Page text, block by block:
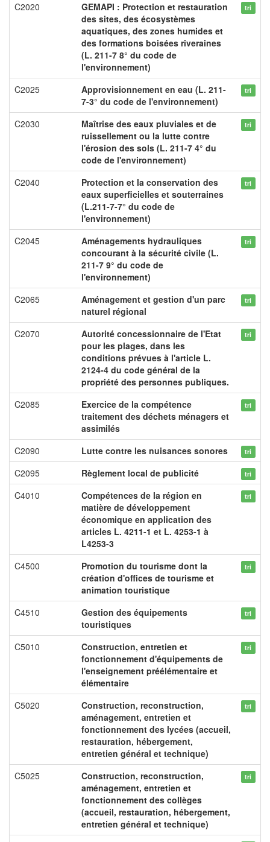
C2020
GEMAPI : Protection et restauration
des sites, des écosystèmes
aquatiques, des zones humides et
des formations boisées riveraines
(L. 211-7 8° du code de
l'environnement)
tri
C2025
Approvisionnement en eau (L. 211-
7-3° du code de l'environnement)
tri
C2030
Maîtrise des eaux pluviales et de
ruissellement ou la lutte contre
l'érosion des sols (L. 211-7 4° du
code de l'environnement)
tri
C2040
Protection et la conservation des
eaux superficielles et souterraines
(L.211-7-7° du code de
l'environnement)
tri
C2045
Aménagements hydrauliques
concourant à la sécurité civile (L.
211-7 9° du code de
l'environnement)
tri
C2065
Aménagement et gestion d'un parc
naturel régional
tri
C2070
Autorité concessionnaire de l'Etat
pour les plages, dans les
conditions prévues à l'article L.
2124-4 du code général de la
propriété des personnes publiques.
tri
C2085
Exercice de la compétence
traitement des déchets ménagers et
assimilés
tri
C2090 Lutte contre les nuisances sonores tri
C2095 Règlement local de publicité tri
C4010
Compétences de la région en
matière de développement
économique en application des
articles L. 4211-1 et L. 4253-1 à
L4253-3
tri
C4500
Promotion du tourisme dont la
création d'offices de tourisme et
animation touristique
tri
C4510
Gestion des équipements
touristiques
tri
C5010
Construction, entretien et
fonctionnement d'équipements de
l'enseignement préélémentaire et
élémentaire
tri
C5020
Construction, reconstruction,
aménagement, entretien et
fonctionnement des lycées (accueil,
restauration, hébergement,
entretien général et technique)
tri
C5025
Construction, reconstruction,
aménagement, entretien et
fonctionnement des collèges
(accueil, restauration, hébergement,
entretien général et technique)
tri